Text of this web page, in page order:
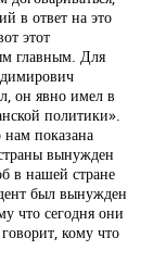
в ответ на это
этот
главным. Для
он явно имел в
политики».
показана
вынужден
в нашей стране
был вынужден
что сегодня они
кому что